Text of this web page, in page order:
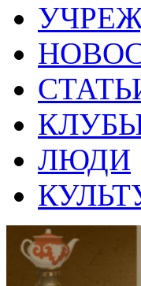
ЛЮДИ